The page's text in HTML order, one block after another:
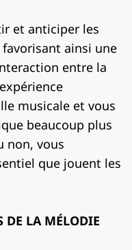
et anticiper les
ainsi une
entre la
musicale et vous
beaucoup plus
non, vous
que jouent les
DE LA MÉLODIE